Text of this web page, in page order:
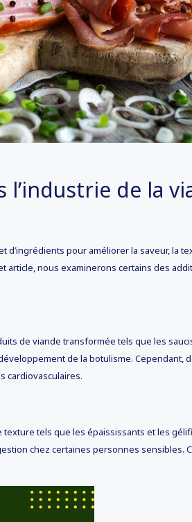
de la
d’ingrédients pour améliorer la saveur,
nous examinerons certains des
de viande transformée tels que les
de la botulisme.
cardiovasculaires.
tels que les épaississants et les
chez certaines personnes sensibles.